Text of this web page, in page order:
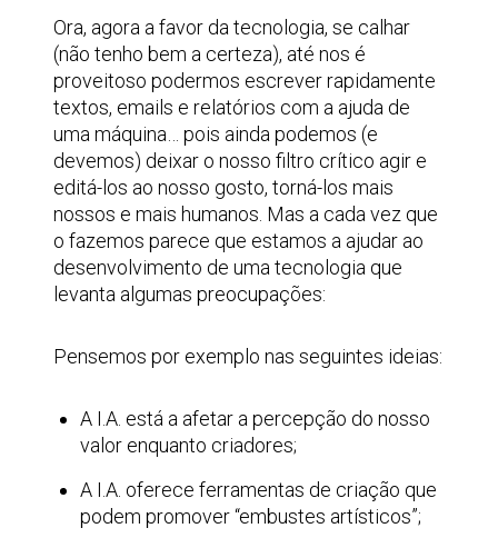
Ora, agora a favor da tecnologia, se calhar
(não tenho bem a certeza), até nos é
proveitoso podermos escrever rapidamente
textos, emails e relatórios com a ajuda de
uma máquina… pois ainda podemos (e
devemos) deixar o nosso filtro crítico agir e
editá-los ao nosso gosto, torná-los mais
nossos e mais humanos. Mas a cada vez que
o fazemos parece que estamos a ajudar ao
desenvolvimento de uma tecnologia que
levanta algumas preocupações:
Pensemos por exemplo nas seguintes ideias:
A I.A. está a afetar a percepção do nosso
valor enquanto criadores;
A I.A. oferece ferramentas de criação que
podem promover “embustes artísticos”;